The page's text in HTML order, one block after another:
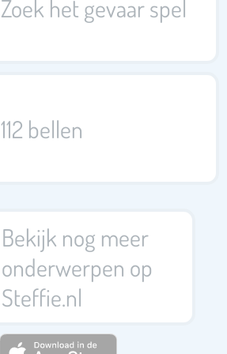
Zoek het gevaar spel
112 bellen
Bekijk nog meer
onderwerpen op
Steffie.nl